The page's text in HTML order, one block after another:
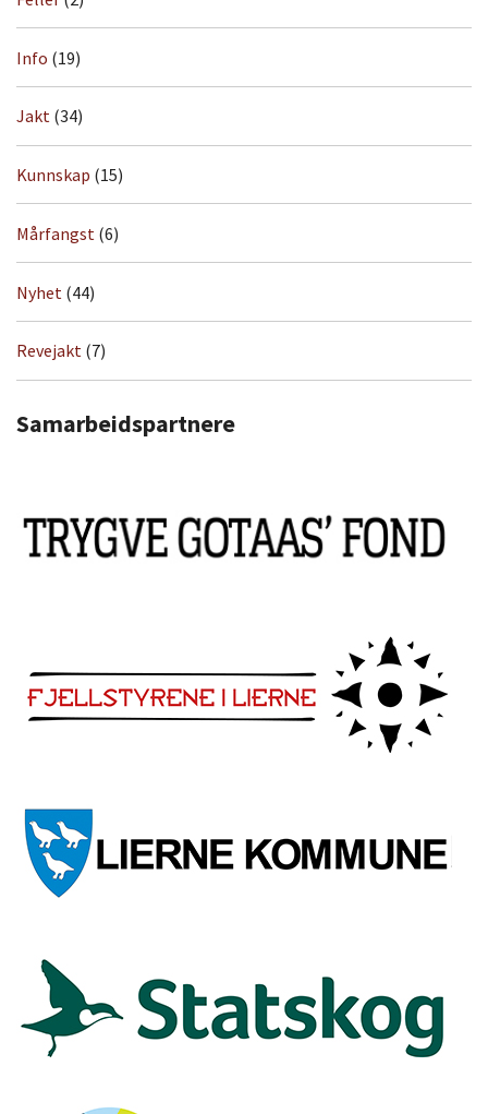
Info (19)
Jakt (34)
Kunnskap (15)
Mårfangst (6)
Nyhet (44)
Revejakt (7)
Samarbeidspartnere